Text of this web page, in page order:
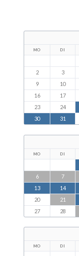
MO DI
2
3
9
10
16
17
23
24
30
31
MO DI
6
7
13
14
20
21
27
28
MO DI